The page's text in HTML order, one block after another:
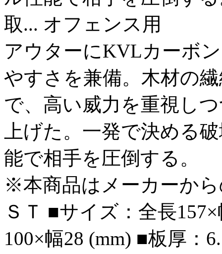
取... オフェンス用
アウターにKVLカーボ
やすさを兼備。木材の
で、高い威力を重視し
上げた。一発で決める
能で相手を圧倒する。
※本商品はメーカーか
ＳＴ ■サイズ：全長
100×幅28 (mm) ■板厚：